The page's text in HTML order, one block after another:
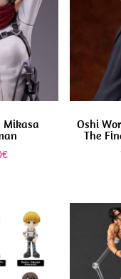
Mikasa
€
Oshi
The